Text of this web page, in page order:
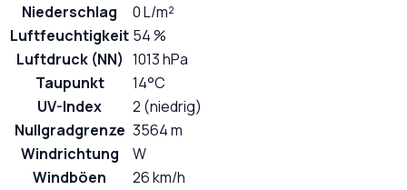
Niederschlag
0 L/m²
Luftfeuchtigkeit 54 %
Luftdruck (NN) 1013 hPa
Taupunkt
14°C
UV-Index
2 (niedrig)
Nullgradgrenze 3564 m
Windrichtung
W
Windböen
26 km/h